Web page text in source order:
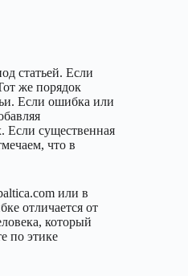
статьей. Если
же порядок
Если ошибка или
Если существенная
что в
или в
отличается от
который
по этике